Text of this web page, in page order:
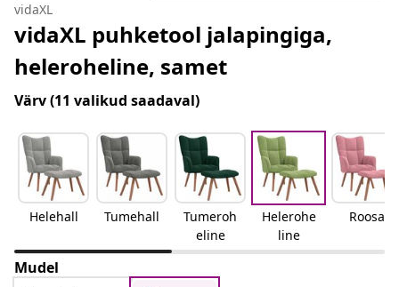
vidaXL
vidaXL puhketool jalapingiga,
heleroheline, samet
Värv(11 valikud saadaval)
Helehall Tumehall
Tumeroh
eline
Helerohe
line
Roosa
Mudel